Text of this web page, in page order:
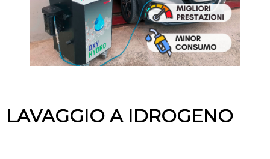
LAVAGGIO A IDROGENO